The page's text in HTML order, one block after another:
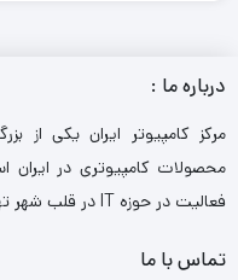
درباره ما :
مرکز کامپیوتر ایران یکی از
فعالیت در حوزه IT در قلب شهر تهران نموده است.
تماس با ما